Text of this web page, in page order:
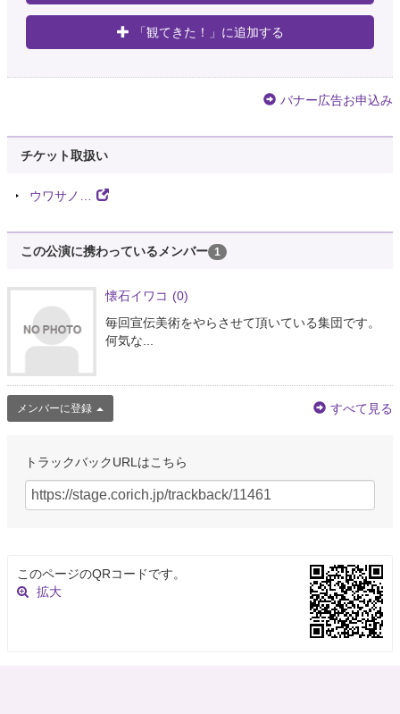
「観てきた！」に追加する
バナー広告お申込み
チケット取扱い
ウワサノ…
この公演に携わっているメンバー 1
懐石イワコ (0)
毎回宣伝美術をやらさせて頂いている集団です。
何気な...
メンバーに登録 すべて見る
トラックバックURLはこちら
このページのQRコードです。
拡大